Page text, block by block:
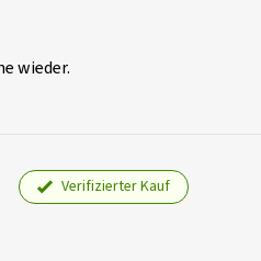
wieder.
Verifizierter Kauf